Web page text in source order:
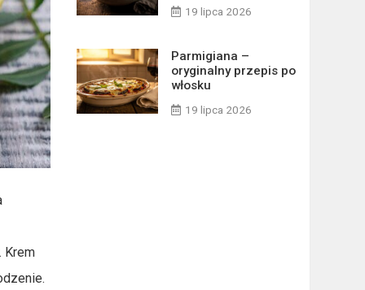
Krem
19 lipca 2026
Parmigiana –
oryginalny przepis po
włosku
19 lipca 2026